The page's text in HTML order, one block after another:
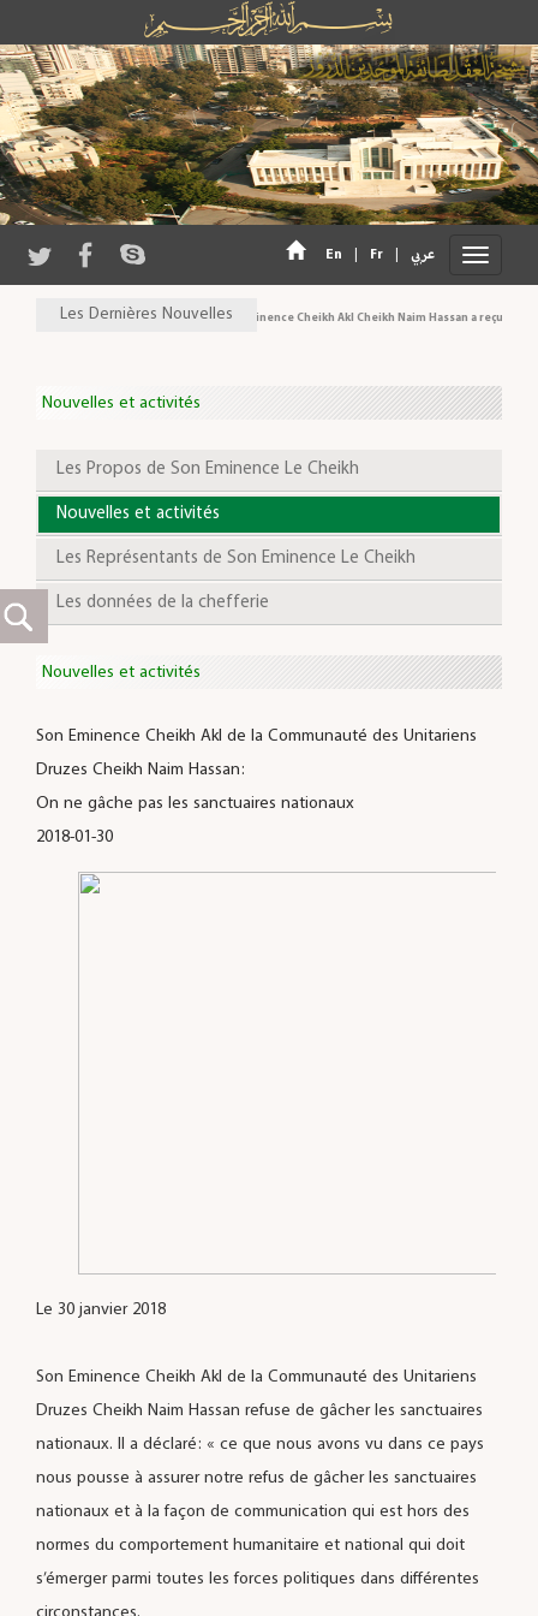
En Fr عربي
Les Dernières NouvellesSon Eminence Cheikh Akl Cheikh Naim Hassan a reçu une
Nouvelles et activités
Les Propos de Son Eminence Le Cheikh
Nouvelles et activités
Les Représentants de Son Eminence Le Cheikh
Les données de la chefferie
Nouvelles et activités
Son Eminence Cheikh Akl de la Communauté des Unitariens
Druzes Cheikh Naim Hassan:
On ne gâche pas les sanctuaires nationaux
2018-01-30
Le 30 janvier 2018
Son Eminence Cheikh Akl de la Communauté des Unitariens
Druzes Cheikh Naim Hassan refuse de gâcher les sanctuaires
nationaux. Il a déclaré: « ce que nous avons vu dans ce pays
nous pousse à assurer notre refus de gâcher les sanctuaires
nationaux et à la façon de communication qui est hors des
normes du comportement humanitaire et national qui doit
s’émerger parmi toutes les forces politiques dans différentes